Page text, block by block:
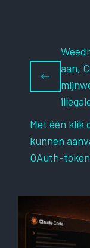
aan,
Met één klik
kunnen
OAuth-